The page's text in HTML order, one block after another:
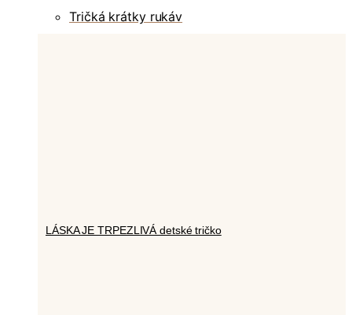
Tričká krátky rukáv
LÁSKA JE TRPEZLIVÁ detské tričko